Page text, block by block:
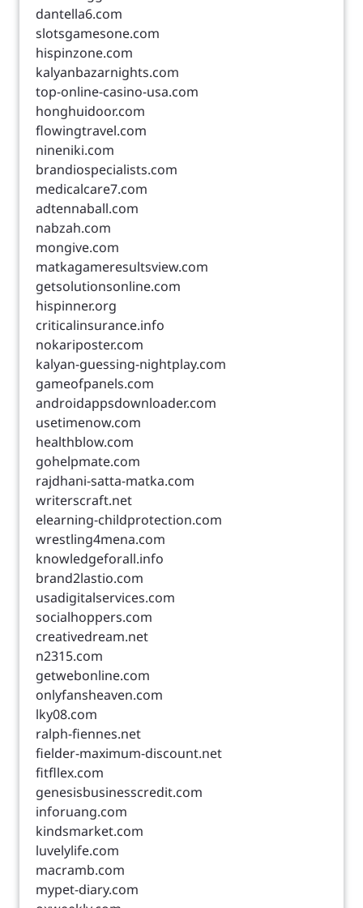
dantella6.com
slotsgamesone.com
hispinzone.com
kalyanbazarnights.com
top-online-casino-usa.com
honghuidoor.com
flowingtravel.com
nineniki.com
brandiospecialists.com
medicalcare7.com
adtennaball.com
nabzah.com
mongive.com
matkagameresultsview.com
getsolutionsonline.com
hispinner.org
criticalinsurance.info
nokariposter.com
kalyan-guessing-nightplay.com
gameofpanels.com
androidappsdownloader.com
usetimenow.com
healthblow.com
gohelpmate.com
rajdhani-satta-matka.com
writerscraft.net
elearning-childprotection.com
wrestling4mena.com
knowledgeforall.info
brand2lastio.com
usadigitalservices.com
socialhoppers.com
creativedream.net
n2315.com
getwebonline.com
onlyfansheaven.com
lky08.com
ralph-fiennes.net
fielder-maximum-discount.net
fitfllex.com
genesisbusinesscredit.com
inforuang.com
kindsmarket.com
luvelylife.com
macramb.com
mypet-diary.com